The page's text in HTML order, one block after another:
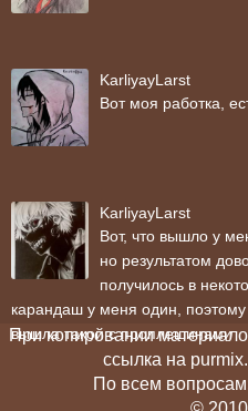
KarliyayLarst
Вот моя работка,
KarliyayLarst
Вот, что вышло у
но результатом
получилось в
карандаш у меня один,
вышла такой с проплешинами
При копировании
ссылка на
По всем